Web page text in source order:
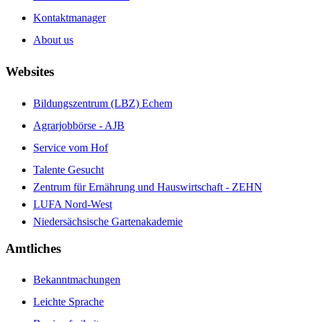
Kontaktmanager
About us
Websites
Bildungszentrum (LBZ) Echem
Agrarjobbörse - AJB
Service vom Hof
Talente Gesucht
Zentrum für Ernährung und Hauswirtschaft - ZEHN
LUFA Nord-West
Niedersächsische Gartenakademie
Amtliches
Bekanntmachungen
Leichte Sprache